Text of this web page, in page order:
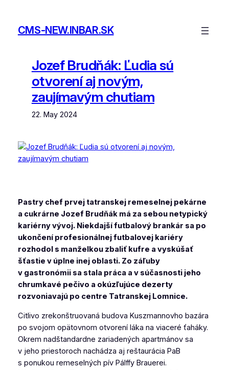
contentCMS-NEW.INBAR.SK
Jozef Brudňák: Ľudia sú
otvorení aj novým,
zaujímavým chutiam
22. May 2024
Pastry chef prvej tatranskej remeselnej pekárne
a cukrárne Jozef Brudňák má za sebou netypický
kariérny vývoj. Niekdajší futbalový brankár sa po
ukončení profesionálnej futbalovej kariéry
rozhodol s manželkou zbaliť kufre a vyskúšať
šťastie v úplne inej oblasti. Zo záľuby
v gastronómii sa stala práca a v súčasnosti jeho
chrumkavé pečivo a okúzľujúce dezerty
rozvoniavajú po centre Tatranskej Lomnice.
Citlivo zrekonštruovaná budova Kuszmannovho bazára
po svojom opätovnom otvorení láka na viaceré ťaháky.
Okrem nadštandardne zariadených apartmánov sa
v jeho priestoroch nachádza aj reštaurácia PaB
s ponukou remeselných pív Pálffy Brauerei.